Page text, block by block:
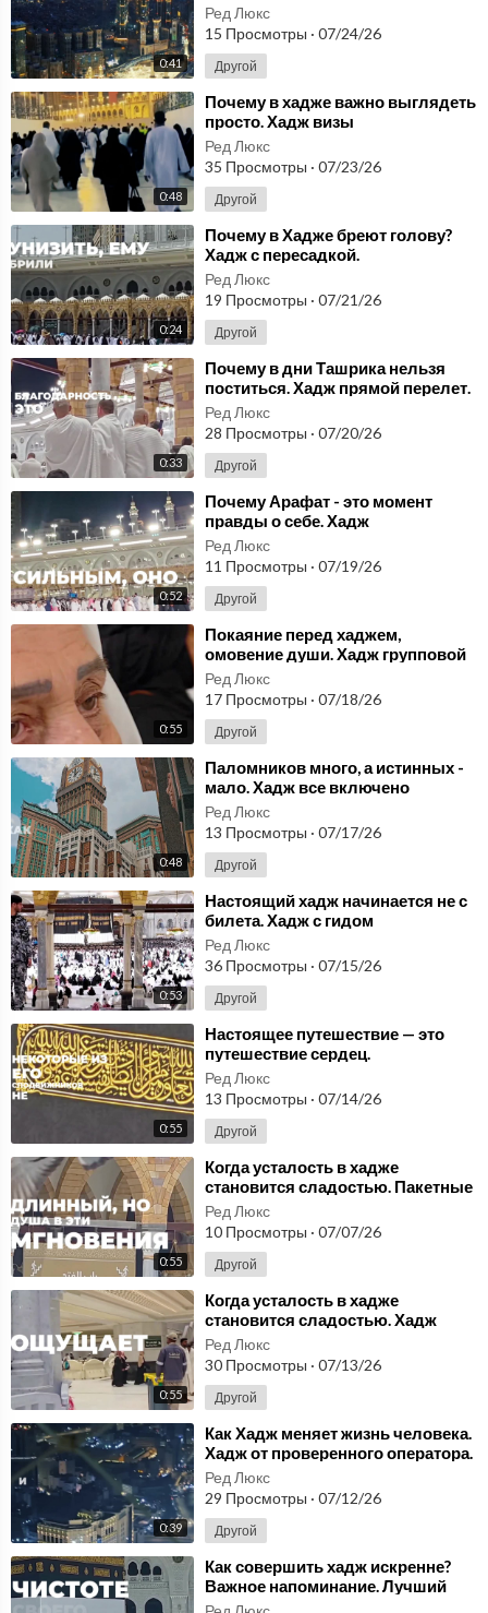
0:41
Ред Люкс
15 Просмотры · 07/24/26
Другой
0:48
⁣Почему в хадже важно выглядеть
просто. ⁣Хадж визы
Ред Люкс
35 Просмотры · 07/23/26
Другой
0:24
⁣Почему в Хадже бреют голову?
⁣Хадж с пересадкой.
Ред Люкс
19 Просмотры · 07/21/26
Другой
0:33
⁣Почему в дни Ташрика нельзя
поститься. Хадж прямой перелет.
Ред Люкс
28 Просмотры · 07/20/26
Другой
0:52
⁣Почему Арафат - это момент
правды о себе. ⁣Хадж
индивидуальный тур
Ред Люкс
11 Просмотры · 07/19/26
Другой
0:55
⁣Покаяние перед хаджем,
омовение души. ⁣Хадж групповой
тур.
Ред Люкс
17 Просмотры · 07/18/26
Другой
0:48
⁣Паломников много, а истинных -
мало. ⁣Хадж все включено
Ред Люкс
13 Просмотры · 07/17/26
Другой
0:53
⁣Настоящий хадж начинается не с
билета. ⁣Хадж с гидом
Ред Люкс
36 Просмотры · 07/15/26
Другой
0:55
⁣Настоящее путешествие — это
путешествие сердец.
⁣Организованный тур на хадж
Ред Люкс
13 Просмотры · 07/14/26
Другой
0:55
⁣Когда усталость в хадже
становится сладостью. ⁣Пакетные
туры на хадж
Ред Люкс
10 Просмотры · 07/07/26
Другой
0:55
⁣Когда усталость в хадже
становится сладостью. Хадж
туроператоры.
Ред Люкс
30 Просмотры · 07/13/26
Другой
0:39
⁣Как Хадж меняет жизнь человека.
⁣Хадж от проверенного оператора.
Ред Люкс
29 Просмотры · 07/12/26
Другой
⁣Как совершить хадж искренне?
Важное напоминание. ⁣Лучший
оператор по хаджу